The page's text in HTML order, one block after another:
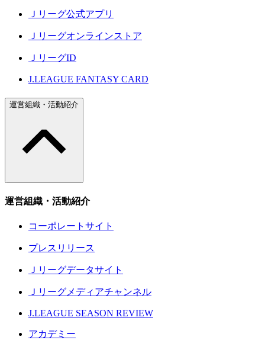
Ｊリーグ公式アプリ
Ｊリーグオンラインストア
ＪリーグID
J.LEAGUE FANTASY CARD
運営組織・活動紹介
運営組織・活動紹介
コーポレートサイト
プレスリリース
Ｊリーグデータサイト
Ｊリーグメディアチャンネル
J.LEAGUE SEASON REVIEW
アカデミー